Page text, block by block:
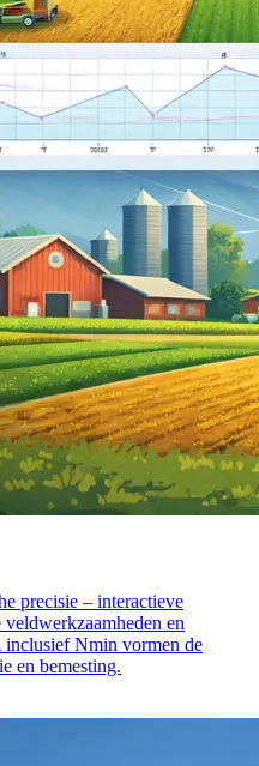
precisie – interactieve
en
Nmin vormen de
en bemesting.